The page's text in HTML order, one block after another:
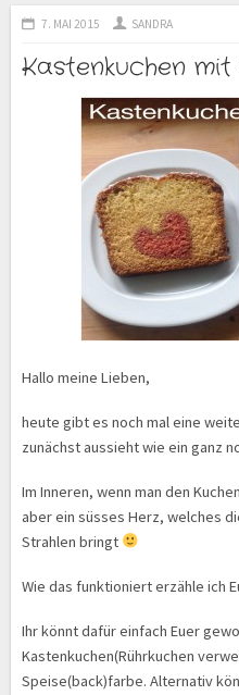
7. MAI 2015 SANDRA
Kastenkuchen
Hallo meine Lieben,
heute gibt es noch mal eine
zunächst aussieht wie ein ganz
Im Inneren, wenn man den
aber ein süsses Herz, welches
Strahlen bringt
Wie das funktioniert erzähle ich
Ihr könnt dafür einfach Euer
Kastenkuchen(Rührkuchen
Speise(back)farbe. Alternativ